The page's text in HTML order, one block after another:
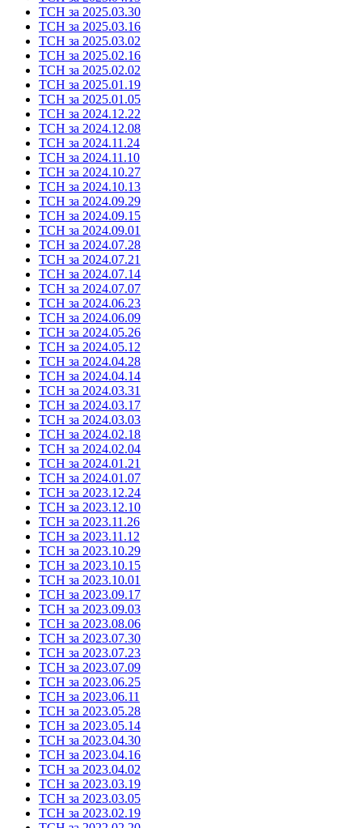
ТСН за 2025.03.30
ТСН за 2025.03.16
ТСН за 2025.03.02
ТСН за 2025.02.16
ТСН за 2025.02.02
ТСН за 2025.01.19
ТСН за 2025.01.05
ТСН за 2024.12.22
ТСН за 2024.12.08
ТСН за 2024.11.24
ТСН за 2024.11.10
ТСН за 2024.10.27
ТСН за 2024.10.13
ТСН за 2024.09.29
ТСН за 2024.09.15
ТСН за 2024.09.01
ТСН за 2024.07.28
ТСН за 2024.07.21
ТСН за 2024.07.14
ТСН за 2024.07.07
ТСН за 2024.06.23
ТСН за 2024.06.09
ТСН за 2024.05.26
ТСН за 2024.05.12
ТСН за 2024.04.28
ТСН за 2024.04.14
ТСН за 2024.03.31
ТСН за 2024.03.17
ТСН за 2024.03.03
ТСН за 2024.02.18
ТСН за 2024.02.04
ТСН за 2024.01.21
ТСН за 2024.01.07
ТСН за 2023.12.24
ТСН за 2023.12.10
ТСН за 2023.11.26
ТСН за 2023.11.12
ТСН за 2023.10.29
ТСН за 2023.10.15
ТСН за 2023.10.01
ТСН за 2023.09.17
ТСН за 2023.09.03
ТСН за 2023.08.06
ТСН за 2023.07.30
ТСН за 2023.07.23
ТСН за 2023.07.09
ТСН за 2023.06.25
ТСН за 2023.06.11
ТСН за 2023.05.28
ТСН за 2023.05.14
ТСН за 2023.04.30
ТСН за 2023.04.16
ТСН за 2023.04.02
ТСН за 2023.03.19
ТСН за 2023.03.05
ТСН за 2023.02.19